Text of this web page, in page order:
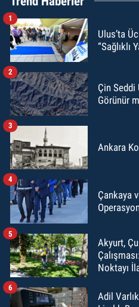
Ulus’ta
“Sağlıklı
1
Çin Seddi
Görünür
2
Ankara
3
Çankaya
4
Akyurt,
Noktayı
5
Adil
6